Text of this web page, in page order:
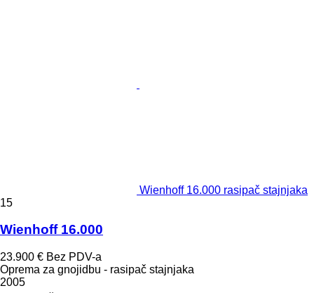
Wienhoff 16.000 rasipač stajnjaka
15
Wienhoff 16.000
23.900 € Bez PDV-a
Oprema za gnojidbu - rasipač stajnjaka
2005